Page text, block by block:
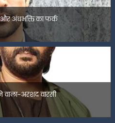
अंधभक्ति का फर्क
वाला-अरशद वारसी